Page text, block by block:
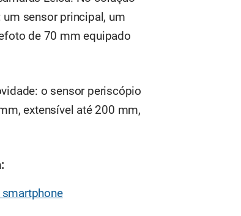
sensor principal, um
de 70 mm equipado
o sensor periscópio
extensível até 200 mm,